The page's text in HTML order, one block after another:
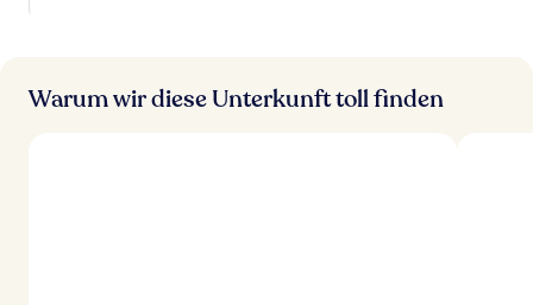
Warum wir diese Unterkunft toll finden